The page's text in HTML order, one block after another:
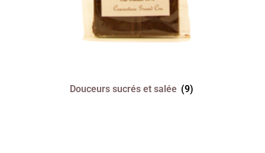
Douceurs sucrés et salée (9)